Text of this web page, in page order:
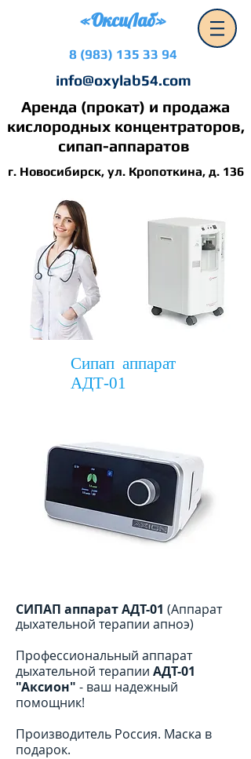
«ОксиЛаб»
8 (983) 135 33 94
info@oxylab54.com
Аренда (прокат) и продажа
кислородных концентраторов,
сипап-аппаратов
г. Новосибирск, ул. Кропоткина, д. 136
Сипап аппарат
АДТ-01
СИПАП аппарат АДТ-01 (Аппарат
дыхательной терапии апноэ)
Профессиональный аппарат
дыхательной терапии АДТ-01
"Аксион" - ваш надежный
помощник!
Производитель Россия. Маска в
подарок.